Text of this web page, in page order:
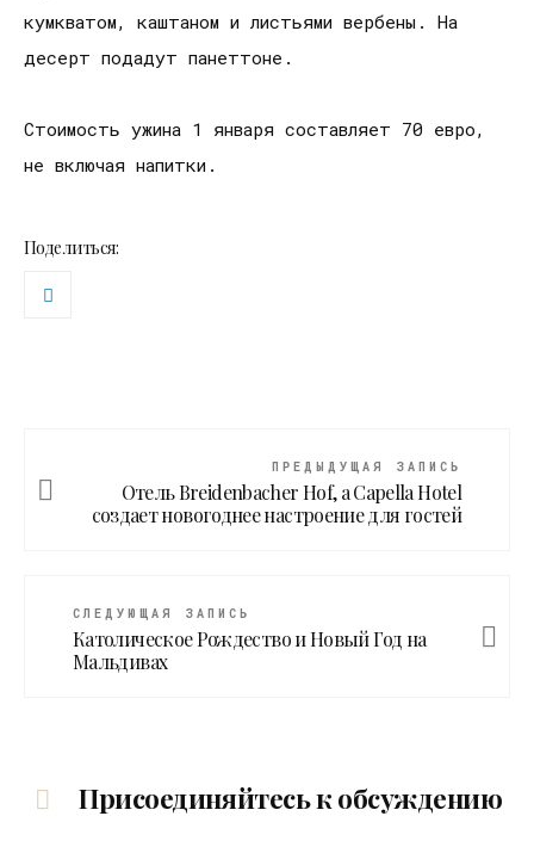
кумкватом, каштаном и листьями вербены. На
десерт подадут панеттоне.
Стоимость ужина 1 января составляет 70 евро,
не включая напитки.
Поделиться:
ПРЕДЫДУЩАЯ ЗАПИСЬ
Отель Breidenbacher Hof, a Capella Hotel
создает новогоднее настроение для гостей
СЛЕДУЮЩАЯ ЗАПИСЬ
Католическое Рождество и Новый Год на
Мальдивах
Присоединяйтесь к обсуждению